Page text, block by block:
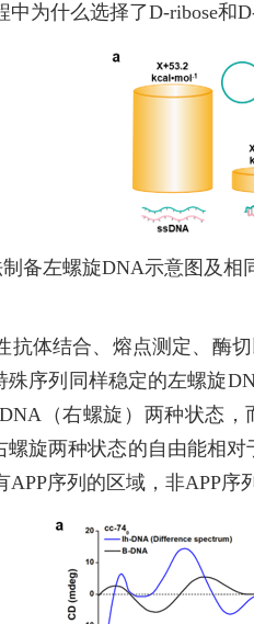
为什么选择了D-ribose和
制备左螺旋DNA示意图及
抗体结合、熔点测定、酶
殊序列同样稳定的左螺旋
（右螺旋）两种状态
螺旋两种状态的自由能相
序列的区域，非APP